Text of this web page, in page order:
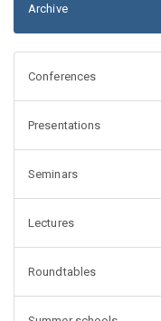
Archive
Conferences
Presentations
Seminars
Lectures
Roundtables